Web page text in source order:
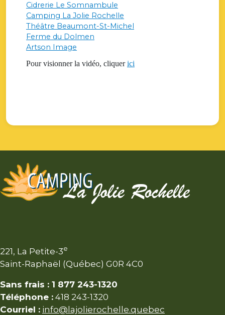
Cidrerie Le Somnambule
Camping La Jolie Rochelle
Théâtre Beaumont-St-Michel
Ferme du Dolmen
Artson Image
Pour visionner la vidéo, cliquerici
221, La Petite-3e
Saint-Raphaël (Québec) G0R 4C0
Sans frais : 1 877 243-1320
Téléphone : 418 243-1320
Courriel : info@lajolierochelle.quebec